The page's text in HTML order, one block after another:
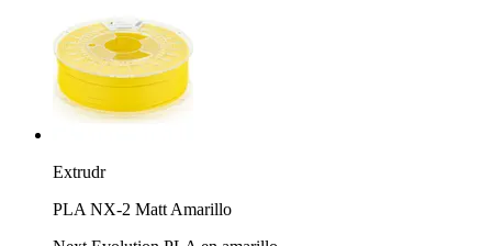
Extrudr
PLA NX-2 Matt Amarillo